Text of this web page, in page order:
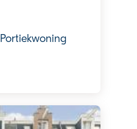
Portiekwoning